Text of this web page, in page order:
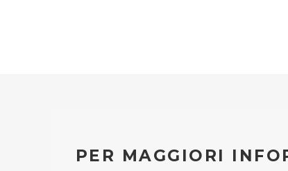
PER MAGGIORI